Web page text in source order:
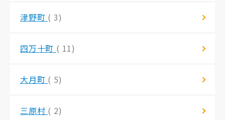
津野町 ( 3)
四万十町 ( 11)
大月町 ( 5)
三原村 ( 2)